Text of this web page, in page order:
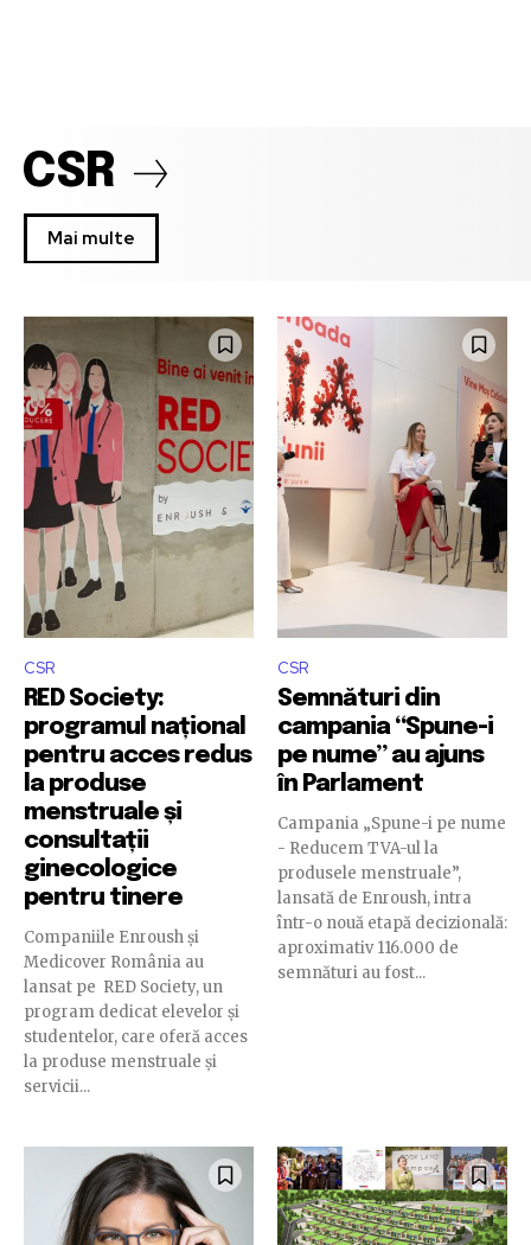
CSR
Mai multe
CSR
RED Society:
programul național
pentru acces redus
la produse
menstruale și
consultații
ginecologice
pentru tinere
Companiile Enroush și
Medicover România au
lansat pe RED Society, un
program dedicat elevelor și
studentelor, care oferă acces
la produse menstruale și
servicii...
CSR
Semnături din
campania “Spune-i
pe nume” au ajuns
în Parlament
Campania „Spune-i pe nume
- Reducem TVA-ul la
produsele menstruale”,
lansată de Enroush, intra
într-o nouă etapă decizională:
aproximativ 116.000 de
semnături au fost...